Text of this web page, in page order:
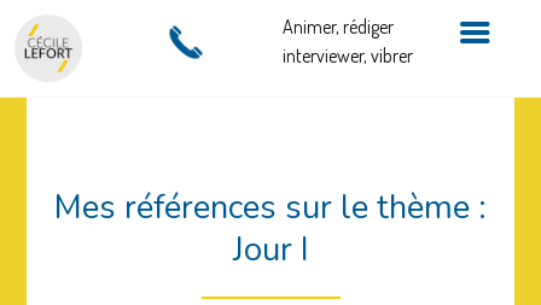
Mes références sur le thème :
Jour I
Animer, rédiger
interviewer, vibrer